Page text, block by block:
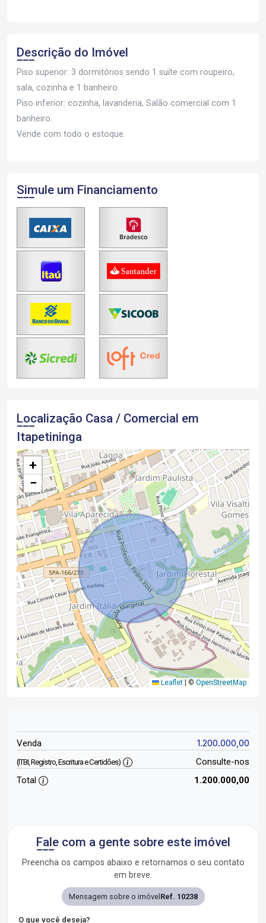
Descrição do Imóvel
Piso superior: 3 dormitórios sendo 1 suíte com roupeiro,
sala, cozinha e 1 banheiro.
Piso inferior: cozinha, lavanderia, Salão comercial com 1
banheiro.
Vende com todo o estoque.
Simule um Financiamento
Localização Casa / Comercial em
Itapetininga
+
−
Leaflet | © OpenStreetMap
Venda 1.200.000,00
(ITBI, Registro, Escritura e Certidões)
Consulte-nos
Total
1.200.000,00
Fale com a gente sobre este imóvel
Preencha os campos abaixo e retornamos o seu contato
em breve.
Mensagem sobre o imóvelRef. 10238
O que você deseja?